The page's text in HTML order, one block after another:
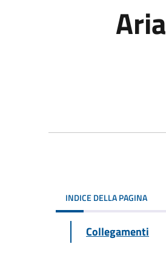
Aria
INDICE DELLA PAGINA
Collegamenti